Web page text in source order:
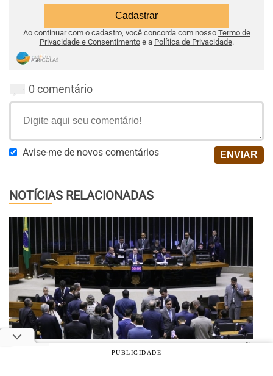
Ao continuar com o cadastro, você concorda com nosso Termo de
Privacidade e Consentimentoe a Política de Privacidade.
0 comentário
Avise-me de novos comentários
NOTÍCIAS RELACIONADAS
Câmara aprova medida que amplia crédito às exportações
PUBLICIDADE